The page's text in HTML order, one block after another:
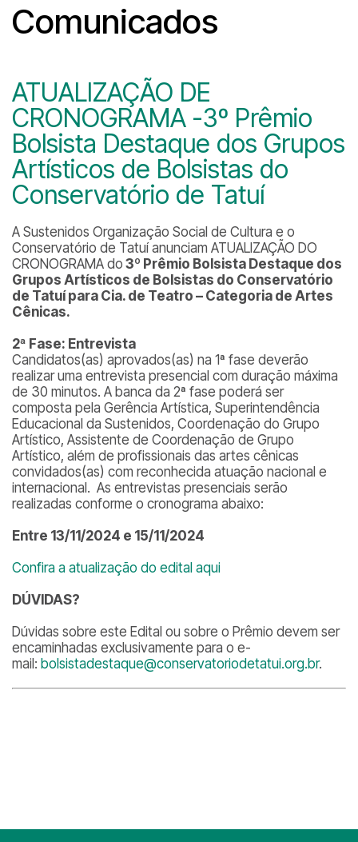
Comunicados
ATUALIZAÇÃO DE
CRONOGRAMA -3º Prêmio
Bolsista Destaque dos Grupos
Artísticos de Bolsistas do
Conservatório de Tatuí
A Sustenidos Organização Social de Cultura e o
Conservatório de Tatuí anunciam ATUALIZAÇÃO DO
CRONOGRAMA do 3º Prêmio Bolsista Destaque dos
Grupos Artísticos de Bolsistas do Conservatório
de Tatuí para Cia. de Teatro – Categoria de Artes
Cênicas.
2ª Fase: Entrevista
Candidatos(as) aprovados(as) na 1ª fase deverão
realizar uma entrevista presencial com duração máxima
de 30 minutos. A banca da 2ª fase poderá ser
composta pela Gerência Artística, Superintendência
Educacional da Sustenidos, Coordenação do Grupo
Artístico, Assistente de Coordenação de Grupo
Artístico, além de profissionais das artes cênicas
convidados(as) com reconhecida atuação nacional e
internacional. As entrevistas presenciais serão
realizadas conforme o cronograma abaixo:
Entre 13/11/2024 e 15/11/2024
Confira a atualização do edital aqui
DÚVIDAS?
Dúvidas sobre este Edital ou sobre o Prêmio devem ser
encaminhadas exclusivamente para o e-
mail: bolsistadestaque@conservatoriodetatui.org.br.